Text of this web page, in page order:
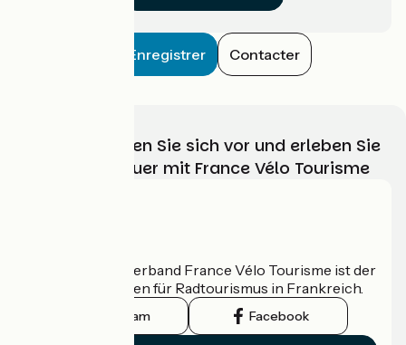
Enregistrer Contacter
Wählen, bereiten Sie sich vor und erleben Sie
Ihr Radabenteuer mit France Vélo Tourisme
Der nationale Verband France Vélo Tourisme ist der
offizielle Leitfaden für Radtourismus in Frankreich.
Instagram Facebook